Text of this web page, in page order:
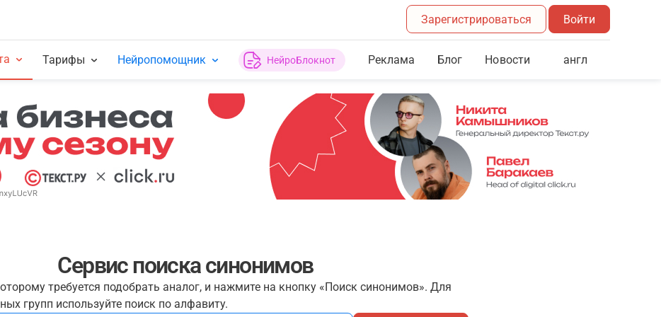
Зарегистрироваться Войти
Тарифы Нейропомощник НейроБлокнот Реклама Блог Новости англ
Сервис поиска синонимов
требуется подобрать аналог, и нажмите на кнопку «Поиск синонимов». Для
групп используйте поиск по алфавиту.